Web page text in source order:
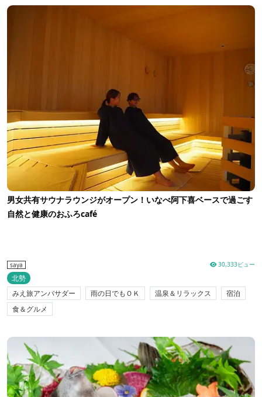
男女共有サウナラウンジがオープン！いなべ阿下喜ベースで過ごす
自然と健康のおふろcafé
saya 30,333ビュー
北勢
みえ旅アンバサダー
雨の日でもＯＫ 温泉＆リラックス
宿泊
食＆グルメ